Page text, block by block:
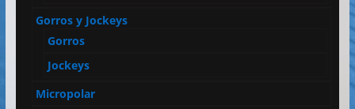
Gorros y Jockeys
Gorros
Jockeys
Micropolar